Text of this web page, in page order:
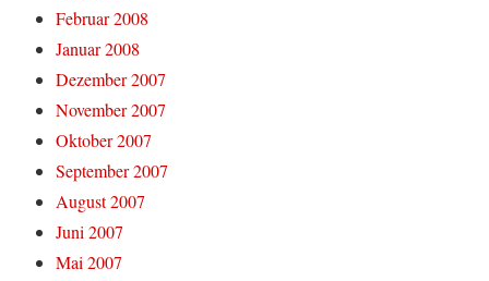
Februar 2008
Januar 2008
Dezember 2007
November 2007
Oktober 2007
September 2007
August 2007
Juni 2007
Mai 2007